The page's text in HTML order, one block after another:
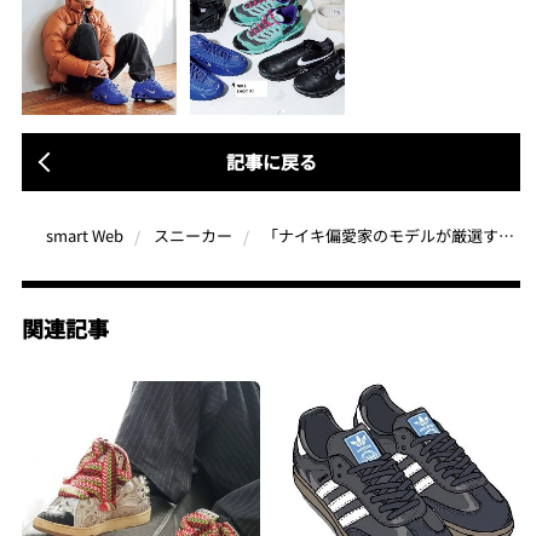
記事に戻る
smart Web スニーカー 「ナイキ偏愛家のモデルが厳選するスニーカー」ライフスタイルに溶けこむ珠玉の5足
関連記事